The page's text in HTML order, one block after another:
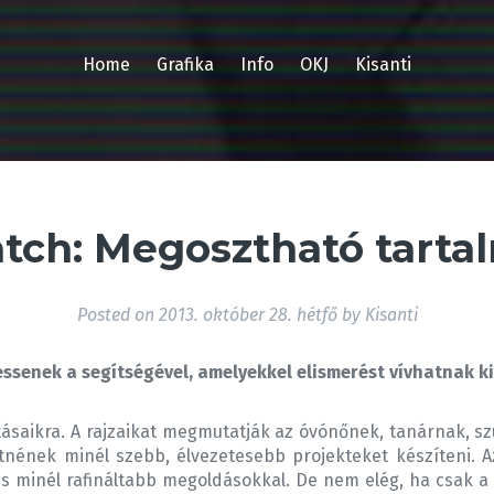
Home Grafika Info OKJ Kisanti
Megosztható
Posted on 2013. október 28. hétfőby Kisanti
a segítségével, amelyekkel elismerést vívhatnak
A rajzaikat megmutatják az óvónőnek, tanárnak,
minél szebb, élvezetesebb projekteket készíteni.
minél rafináltabb megoldásokkal. De nem elég, ha csak